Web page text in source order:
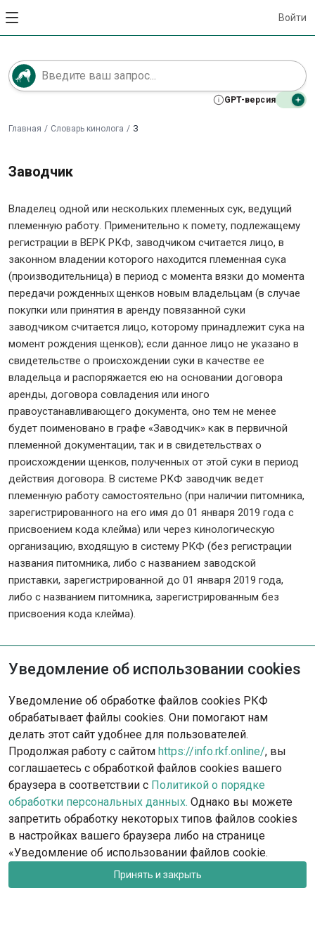
Войти
GPT-версия
Главная / Словарь кинолога / З
Заводчик
Владелец одной или нескольких племенных сук, ведущий
племенную работу. Применительно к помету, подлежащему
регистрации в ВЕРК РКФ, заводчиком считается лицо, в
законном владении которого находится племенная сука
(производительница) в период с момента вязки до момента
передачи рожденных щенков новым владельцам (в случае
покупки или принятия в аренду повязанной суки
заводчиком считается лицо, которому принадлежит сука на
момент рождения щенков); если данное лицо не указано в
свидетельстве о происхождении суки в качестве ее
владельца и распоряжается ею на основании договора
аренды, договора совладения или иного
правоустанавливающего документа, оно тем не менее
будет поименовано в графе «Заводчик» как в первичной
племенной документации, так и в свидетельствах о
происхождении щенков, полученных от этой суки в период
действия договора. В системе РКФ заводчик ведет
племенную работу самостоятельно (при наличии питомника,
зарегистрированного на его имя до 01 января 2019 года с
присвоением кода клейма) или через кинологическую
организацию, входящую в систему РКФ (без регистрации
названия питомника, либо с названием заводской
приставки, зарегистрированной до 01 января 2019 года,
либо с названием питомника, зарегистрированным без
присвоения кода клейма).
Опишите ситуацию - наша команда
Обратиться в поддержку
Уведомление об использовании cookies
Уведомление об обработке файлов cookies РКФ
обрабатывает файлы cookies. Они помогают нам
делать этот сайт удобнее для пользователей.
Продолжая работу с сайтом https://info.rkf.online/, вы
соглашаетесь с обработкой файлов cookies вашего
браузера в соответствии с Политикой о порядке
обработки персональных данных. Однако вы можете
запретить обработку некоторых типов файлов cookies
в настройках вашего браузера либо на странице
«Уведомление об использовании файлов cookie.
Принять и закрыть